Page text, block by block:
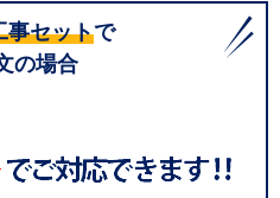
事セットで
の場合